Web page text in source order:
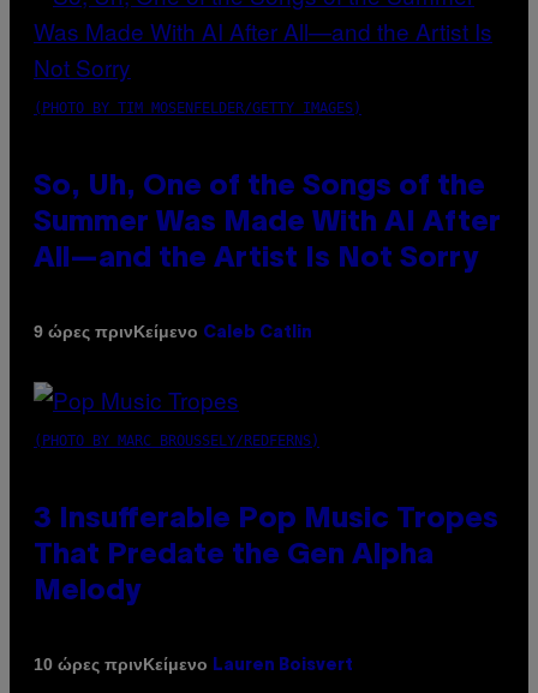
(PHOTO BY TIM MOSENFELDER/GETTY IMAGES)
So, Uh, One of the Songs of the
Summer Was Made With AI After
All—and the Artist Is Not Sorry
9 ώρες πρινΚείμενο Caleb Catlin
(PHOTO BY MARC BROUSSELY/REDFERNS)
3 Insufferable Pop Music Tropes
That Predate the Gen Alpha
Melody
10 ώρες πρινΚείμενο Lauren Boisvert